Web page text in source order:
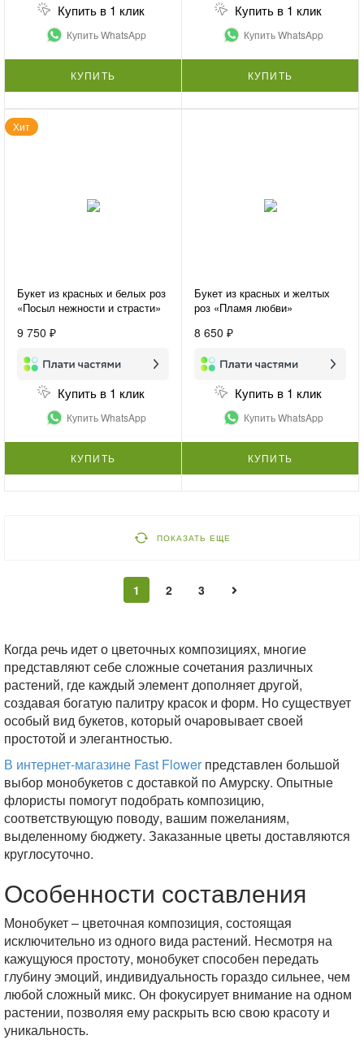
Купить в 1 клик
Купить WhatsApp
КУПИТЬ
Купить в 1 клик
Купить WhatsApp
КУПИТЬ
Хит
Букет из красных и белых роз
«Посыл нежности и страсти»
9 750 ₽
Купить в 1 клик
Купить WhatsApp
КУПИТЬ
Букет из красных и желтых
роз «Пламя любви»
8 650 ₽
Купить в 1 клик
Купить WhatsApp
КУПИТЬ
ПОКАЗАТЬ ЕЩЕ
1 2 3
Когда речь идет о цветочных композициях, многие
представляют себе сложные сочетания различных
растений, где каждый элемент дополняет другой,
создавая богатую палитру красок и форм. Но существует
особый вид букетов, который очаровывает своей
простотой и элегантностью.
В интернет-магазине Fast Flower представлен большой
выбор монобукетов с доставкой по Амурску. Опытные
флористы помогут подобрать композицию,
соответствующую поводу, вашим пожеланиям,
выделенному бюджету. Заказанные цветы доставляются
круглосуточно.
Особенности составления
Монобукет – цветочная композиция, состоящая
исключительно из одного вида растений. Несмотря на
кажущуюся простоту, монобукет способен передать
глубину эмоций, индивидуальность гораздо сильнее, чем
любой сложный микс. Он фокусирует внимание на одном
растении, позволяя ему раскрыть всю свою красоту и
уникальность.